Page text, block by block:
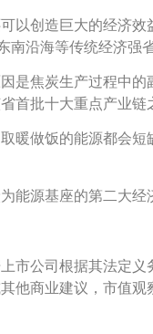
以创造巨大的经济
南沿海等传统经济强省
是焦炭生产过程中
首批十大重点产业链
暖做饭的能源都会
能源基座的第二大经
市公司根据其法定
他商业建议，市值